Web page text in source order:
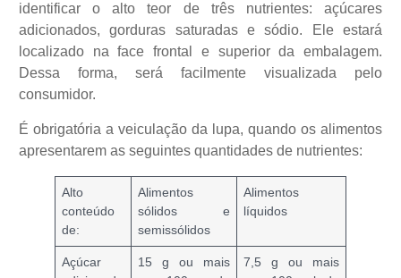
identificar o alto teor de três nutrientes: açúcares
adicionados, gorduras saturadas e sódio. Ele estará
localizado na face frontal e superior da embalagem.
Dessa forma, será facilmente visualizada pelo
consumidor.
É obrigatória a veiculação da lupa, quando os alimentos
apresentarem as seguintes quantidades de nutrientes:
Alto
conteúdo
de:
Alimentos
sólidos e
semissólidos
Alimentos
líquidos
Açúcar
15 g ou mais
7,5 g ou mais